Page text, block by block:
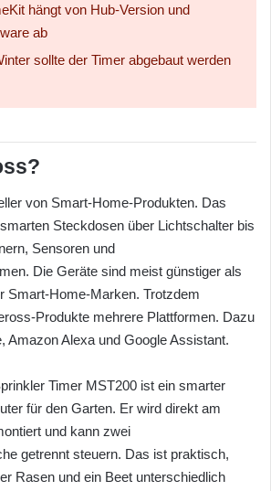
hängt von Hub-Version und
ab
sollte der Timer abgebaut werden
von Smart-Home-Produkten. Das
Steckdosen über Lichtschalter bis
Sensoren und
Die Geräte sind meist günstiger als
Smart-Home-Marken. Trotzdem
Produkte mehrere Plattformen. Dazu
Amazon Alexa und Google Assistant.
Timer MST200 ist ein smarter
für den Garten. Er wird direkt am
und kann zwei
getrennt steuern. Das ist praktisch,
Rasen und ein Beet unterschiedlich